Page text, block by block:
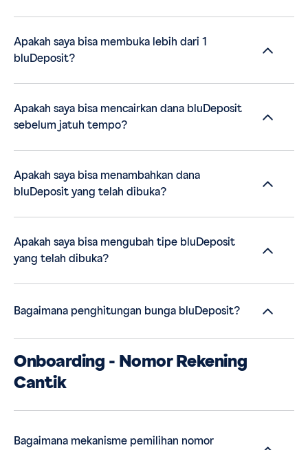
Apakah saya bisa membuka lebih dari 1
bluDeposit?
Apakah saya bisa mencairkan dana bluDeposit
sebelum jatuh tempo?
Apakah saya bisa menambahkan dana
bluDeposit yang telah dibuka?
Apakah saya bisa mengubah tipe bluDeposit
yang telah dibuka?
Bagaimana penghitungan bunga bluDeposit?
Onboarding - Nomor Rekening
Cantik
Bagaimana mekanisme pemilihan nomor